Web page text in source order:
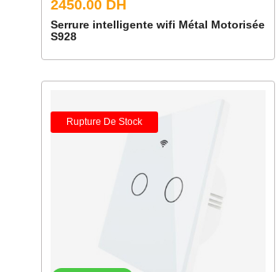
2450.00 DH
Serrure intelligente wifi Métal Motorisée
S928
Rupture De Stock